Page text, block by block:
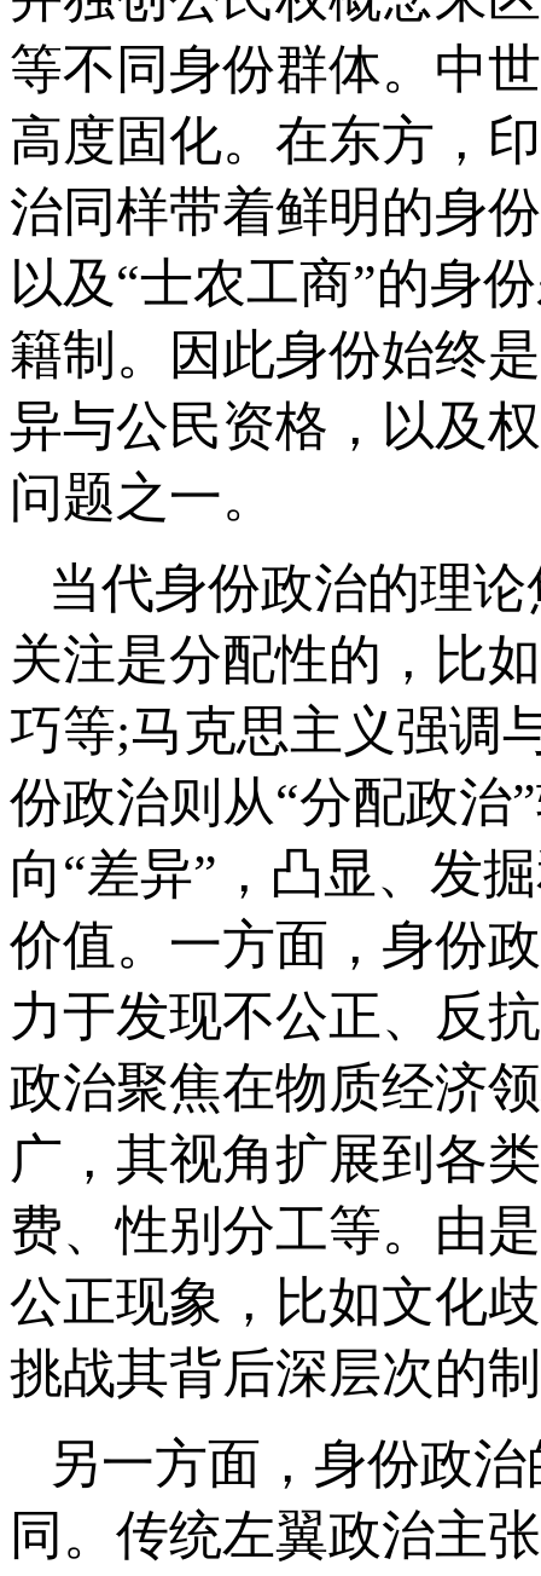
等不同身份群体。中
高度固化。在东方，
治同样带着鲜明的身
以及“士农工商”的身
籍制。因此身份始终
异与公民资格，以及
问题之一。
当代身份政治的理
关注是分配性的，比
巧等;马克思主义强调
份政治则从“分配政治
向“差异”，凸显、发
价值。一方面，身份
力于发现不公正、反
政治聚焦在物质经济
广，其视角扩展到各
费、性别分工等。由
公正现象，比如文化
挑战其背后深层次的
另一方面，身份政
同。传统左翼政治主